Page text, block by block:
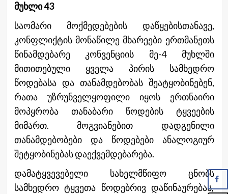
მუხლი 43
საომარი მოქმედებების დაწყებისთანავე,
კონფლიქტის მონაწილე მხარეები ერთმანეთს
წინამდებარე კონვენციის მე-4 მუხლში
მითითებული ყველა პირის სამხედრო
წოდებასა და თანამდებობას შეატყობინებენ,
რათა უზრუნველყოფილი იყოს ერთნაირი
მოპყრობა თანაბარი წოდების ტყვეების
მიმართ. მოგვიანებით დადგენილი
თანამდებობები და წოდებები ანალოგიურ
შეტყობინებას დაექვემდებარება.
დამატყვევებელი სახელმწიფო ცნობს
სამხედრო ტყვეთა წოდებრივ დაწინაურებას,